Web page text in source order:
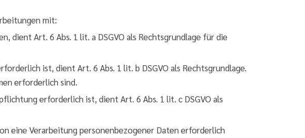
mit:
dient Art. 6 Abs. 1 lit. a DSGVO als Rechtsgrundlage für die
ist, dient Art. 6 Abs. 1 lit. b DSGVO als Rechtsgrundlage.
erforderlich sind.
erforderlich ist, dient Art. 6 Abs. 1 lit. c DSGVO als
eine Verarbeitung personenbezogener Daten erforderlich